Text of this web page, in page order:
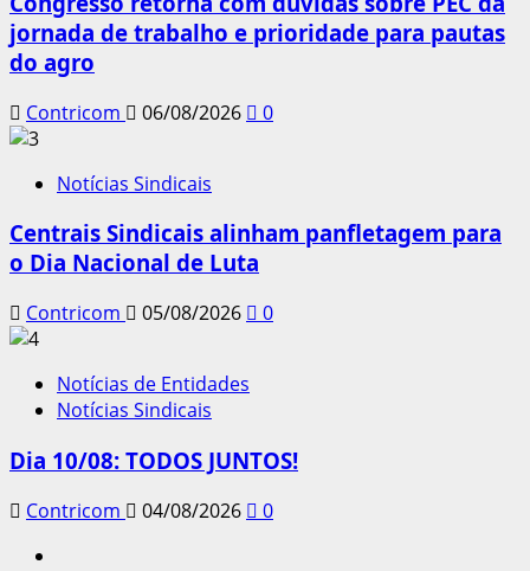
jornada de trabalho e prioridade para pautas
do agro
Contricom 06/08/2026 0
Notícias Sindicais
Centrais Sindicais alinham panfletagem para
o Dia Nacional de Luta
Contricom 05/08/2026 0
Notícias de Entidades
Notícias Sindicais
Dia 10/08: TODOS JUNTOS!
Contricom 04/08/2026
0